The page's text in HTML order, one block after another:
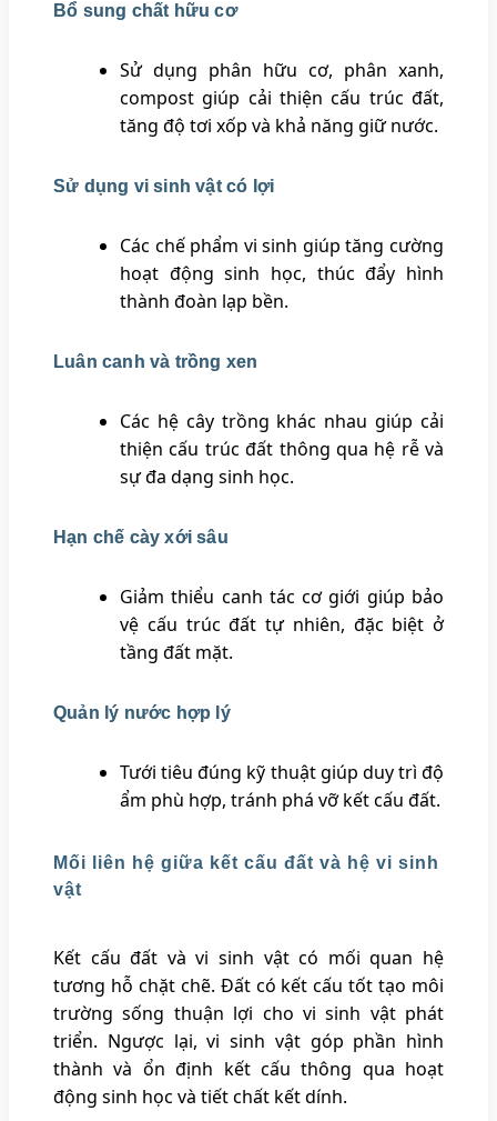
Bổ sung chất hữu cơ
Sử dụng phân hữu cơ, phân xanh,
compost giúp cải thiện cấu trúc đất,
tăng độ tơi xốp và khả năng giữ nước.
Sử dụng vi sinh vật có lợi
Các chế phẩm vi sinh giúp tăng cường
hoạt động sinh học, thúc đẩy hình
thành đoàn lạp bền.
Luân canh và trồng xen
Các hệ cây trồng khác nhau giúp cải
thiện cấu trúc đất thông qua hệ rễ và
sự đa dạng sinh học.
Hạn chế cày xới sâu
Giảm thiểu canh tác cơ giới giúp bảo
vệ cấu trúc đất tự nhiên, đặc biệt ở
tầng đất mặt.
Quản lý nước hợp lý
Tưới tiêu đúng kỹ thuật giúp duy trì độ
ẩm phù hợp, tránh phá vỡ kết cấu đất.
Mối liên hệ giữa kết cấu đất và hệ vi sinh
vật
Kết cấu đất và vi sinh vật có mối quan hệ
tương hỗ chặt chẽ. Đất có kết cấu tốt tạo môi
trường sống thuận lợi cho vi sinh vật phát
triển. Ngược lại, vi sinh vật góp phần hình
thành và ổn định kết cấu thông qua hoạt
động sinh học và tiết chất kết dính.